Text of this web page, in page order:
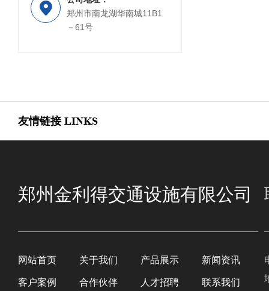
郑州市南龙湖华南城11B1
－61号
友情链接 LINKS
郑州金利得交通设施有限公司
网站首页 关于我们 产品展示 新闻资讯
客户案例 合作伙伴 人才招聘 联系我们